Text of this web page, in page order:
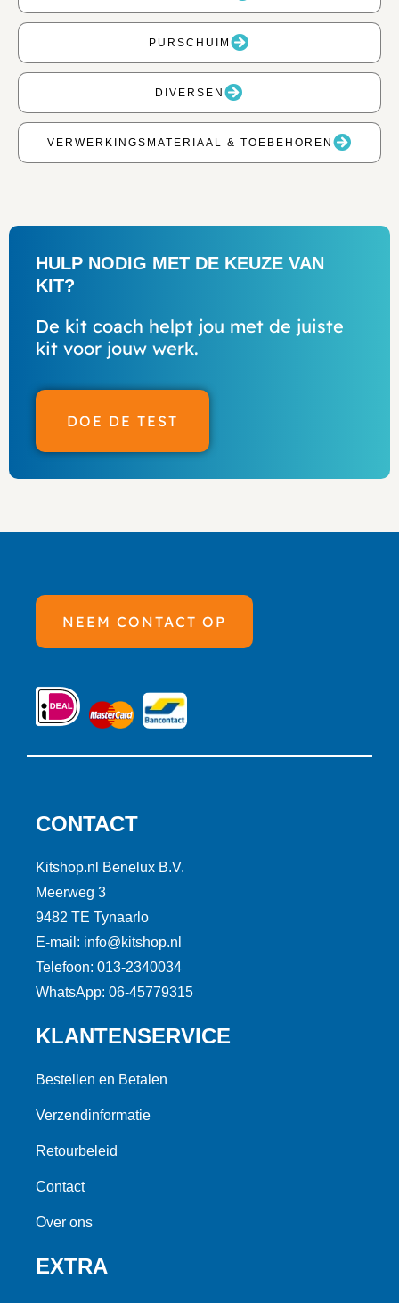
PURSCHUIM
DIVERSEN
VERWERKINGSMATERIAAL & TOEBEHOREN
HULP NODIG MET DE KEUZE VAN
KIT?
De kit coach helpt jou met de juiste
kit voor jouw werk.
DOE DE TEST
NEEM CONTACT OP
CONTACT
Kitshop.nl Benelux B.V.
Meerweg 3
9482 TE Tynaarlo
E-mail: info@kitshop.nl
Telefoon: 013-2340034
WhatsApp: 06-45779315
KLANTENSERVICE
Bestellen en Betalen
Verzendinformatie
Retourbeleid
Contact
Over ons
EXTRA